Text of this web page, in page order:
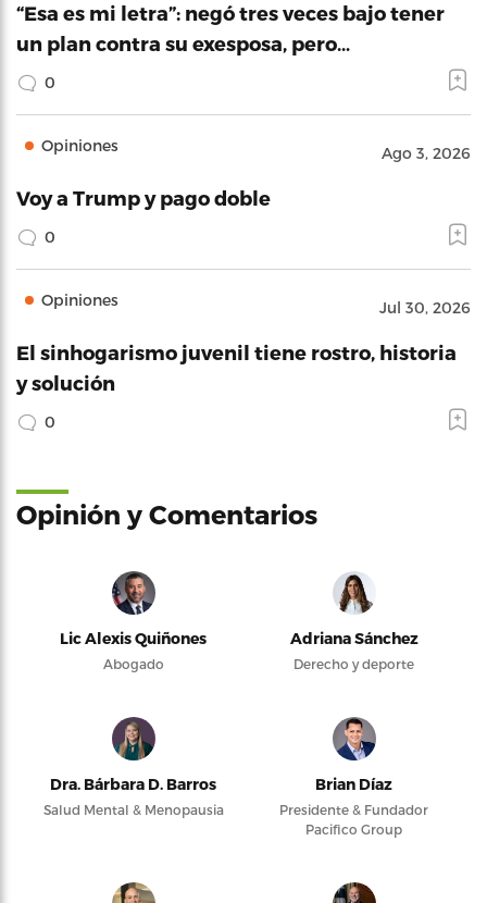
“Esa es mi letra”: negó tres veces bajo tener
un plan contra su exesposa, pero…
0
Opiniones Ago 3, 2026
Voy a Trump y pago doble
0
Opiniones Jul 30, 2026
El sinhogarismo juvenil tiene rostro, historia
y solución
0
Opinión y Comentarios
Lic Alexis Quiñones
Abogado
Adriana Sánchez
Derecho y deporte
Dra. Bárbara D. Barros
Salud Mental & Menopausia
Brian Díaz
Presidente & Fundador
Pacifico Group